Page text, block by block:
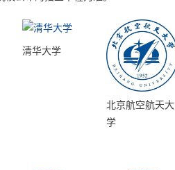
清华大学
北京航空航天大
学